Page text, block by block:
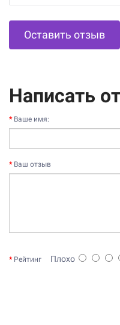
Оставить отзыв
Написать
Ваше имя:
Ваш отзыв
Рейтинг Плохо